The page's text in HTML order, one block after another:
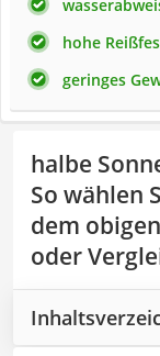
hohe
geringes
halbe
So wählen
dem
oder